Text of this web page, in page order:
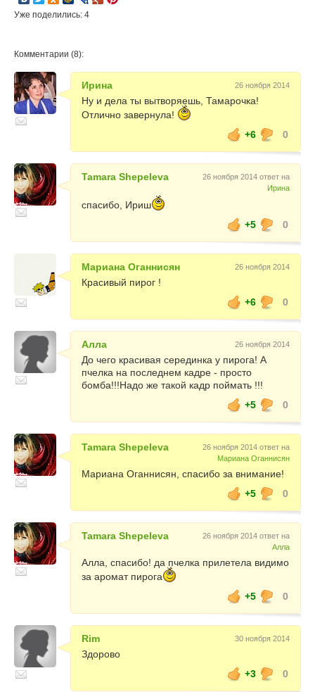
Уже поделились: 4
Комментарии (8):
Ирина 26 ноября 2014
Ну и дела ты вытворяешь, Тамарочка!
Отлично завернула!
+6
0
Tamara Shepeleva
26 ноября 2014 ответ на
Ирина
спасибо, Ириш
+5
0
Мариана Оганнисян 26 ноября 2014
Красивый пирог !
+6
0
Алла 26 ноября 2014
До чего красивая серединка у пирога! А
пчелка на последнем кадре - просто
бомба!!!Надо же такой кадр поймать !!!
+5
0
Tamara Shepeleva
26 ноября 2014 ответ на
Мариана Оганнисян
Мариана Оганнисян, спасибо за внимание!
+5
0
Tamara Shepeleva
26 ноября 2014 ответ на
Алла
Алла, спасибо! да пчелка прилетела видимо
за аромат пирога
+5
0
Rim 30 ноября 2014
Здорово
+3
0